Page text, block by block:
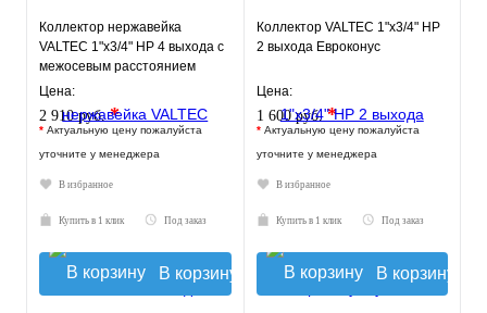
Коллектор нержавейка
VALTEC 1"х3/4" НР 4 выхода с
межосевым расстоянием
выходов 50мм
Цена:
2 910 руб.*
* Актуальную цену пожалуйста
уточните у менеджера
В избранное
Купить в 1 клик Под заказ
В корзину
Коллектор VALTEC 1"х3/4" НР
2 выхода Евроконус
Цена:
1 600 руб.*
* Актуальную цену пожалуйста
уточните у менеджера
В избранное
Купить в 1 клик Под заказ
В корзину